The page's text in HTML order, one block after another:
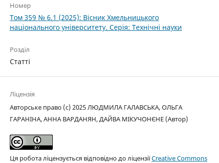
Номер
Том 359 № 6.1 (2025): Вісник Хмельницького
національного університету. Серія: Технічні науки
Розділ
Статті
Ліцензія
Авторське право (c) 2025 ЛЮДМИЛА ГАЛАВСЬКА, ОЛЬГА
ГАРАНІНА, АННА ВАРДАНЯН, ДАЙВА МІКУЧОНЄНЕ (Автор)
Ця робота ліцензується відповідно до ліцензіїCreative Commons